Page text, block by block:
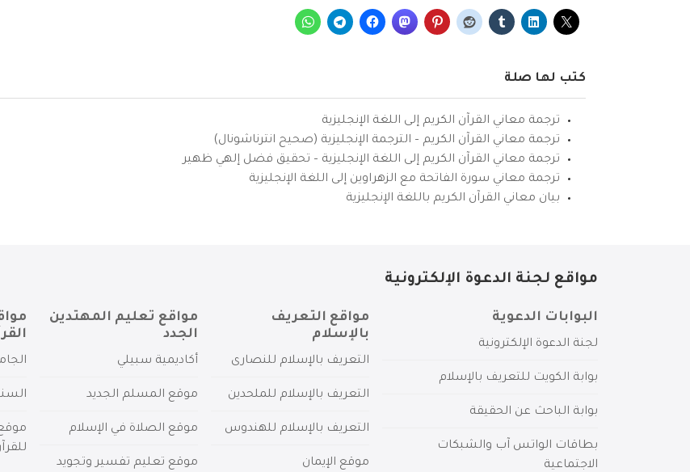
كتب لها صلة
ترجمة معاني القرآن الكريم إلى اللغة الإنجليزية
ترجمة معاني القرآن الكريم – الترجمة الإنجليزية (صحيح انترناشونال)
ترجمة معاني القرآن الكريم إلى اللغة الإنجليزية – تحقيق فضل إلهي ظهير
ترجمة معاني سورة الفاتحة مع الزهراوين إلى اللغة الإنجليزية
بيان معاني القرآن الكريم باللغة الإنجليزية
مواقع لجنة الدعوة الإلكترونية
البوابات الدعوية
لجنة الدعوة الإلكترونية
بوابة الكويت للتعريف بالإسلام
بوابة الباحث عن الحقيقة
بطاقات الواتس آب والشبكات
الاجتماعية
مواقع التعريف
بالإسلام
التعريف بالإسلام للنصارى
التعريف بالإسلام للملحدين
التعريف بالإسلام للهندوس
موقع الإيمان
مواقع تعليم المهتدين
الجدد
أكاديمية سبيلي
موقع المسلم الجديد
موقع الصلاة في الإسلام
موقع تعليم تفسير وتجويد